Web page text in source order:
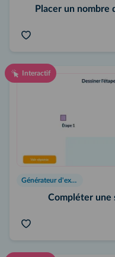
Placer un nombre
Interactif
Générateur d'exercices
Compléter une